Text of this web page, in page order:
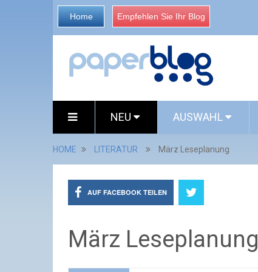
Home Empfehlen Sie Ihr Blog
NEU AUSWAHL
HOME LITERATUR März Leseplanung
AUF FACEBOOK TEILEN
März Leseplanung